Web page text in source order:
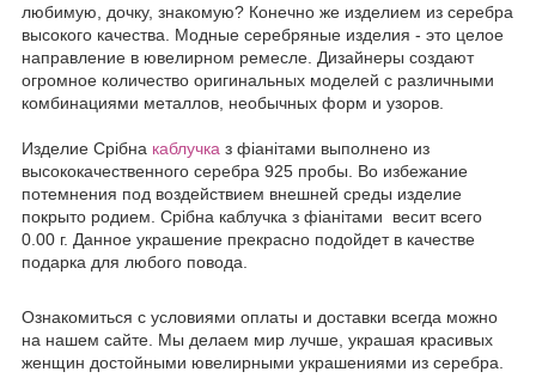
любимую, дочку, знакомую? Конечно же изделием из серебра
высокого качества. Модные серебряные изделия - это целое
направление в ювелирном ремесле. Дизайнеры создают
огромное количество оригинальных моделей с различными
комбинациями металлов, необычных форм и узоров.
Изделие Срібна каблучка з фіанітами выполнено из
высококачественного серебра 925 пробы. Во избежание
потемнения под воздействием внешней среды изделие
покрыто родием. Срібна каблучка з фіанітами весит всего
0.00 г. Данное украшение прекрасно подойдет в качестве
подарка для любого повода.
Ознакомиться с условиями оплаты и доставки всегда можно
на нашем сайте. Мы делаем мир лучше, украшая красивых
женщин достойными ювелирными украшениями из серебра.